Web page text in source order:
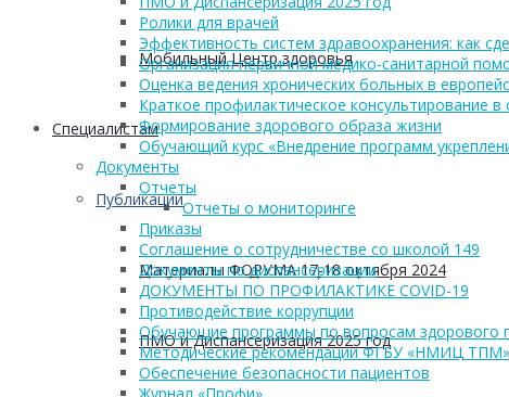
Мобильный Центр здоровья
Cпециалистам
Публикации
Материалы ФОРУМА 17-18 октября 2024
ПМО и Диспансеризация 2025 год
Ролики для врачей
Эффективность систем здравоохранения: как
Организация первичной медико-санитарной
Оценка ведения хронических больных в
Краткое профилактическое консультирование
Формирование здорового образа жизни
Обучающий курс «Внедрение программ
Документы
Отчеты
Отчеты о мониторинге
Приказы
Соглашение о сотрудничестве со школой 149
Документы по диспансеризации
ДОКУМЕНТЫ ПО ПРОФИЛАКТИКЕ COVID-19
Противодействие коррупции
Обучающие программы по вопросам здорового
Методические рекомендации ФГБУ «НМИЦ ТПМ»
Обеспечение безопасности пациентов